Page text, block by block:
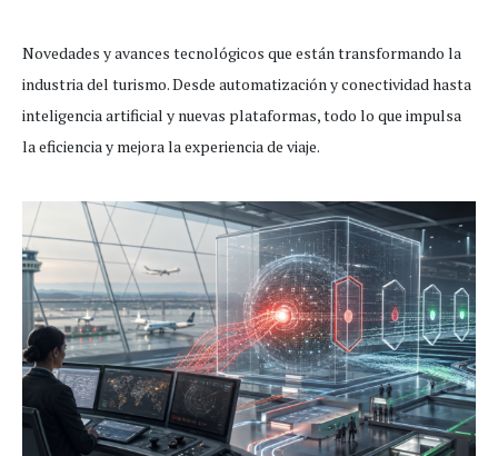
Novedades y avances tecnológicos que están transformando la
industria del turismo. Desde automatización y conectividad hasta
inteligencia artificial y nuevas plataformas, todo lo que impulsa
la eficiencia y mejora la experiencia de viaje.